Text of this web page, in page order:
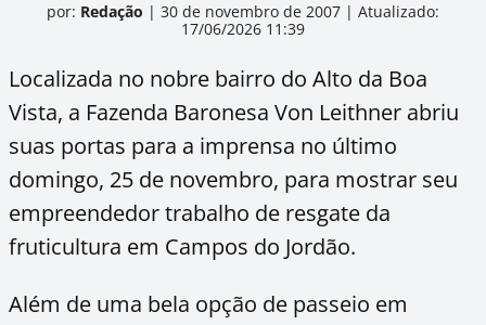
por: Redação | 30 de novembro de 2007 | Atualizado:
17/06/2026 11:39
Localizada no nobre bairro do Alto da Boa
Vista, a Fazenda Baronesa Von Leithner abriu
suas portas para a imprensa no último
domingo, 25 de novembro, para mostrar seu
empreendedor trabalho de resgate da
fruticultura em Campos do Jordão.
Além de uma bela opção de passeio em